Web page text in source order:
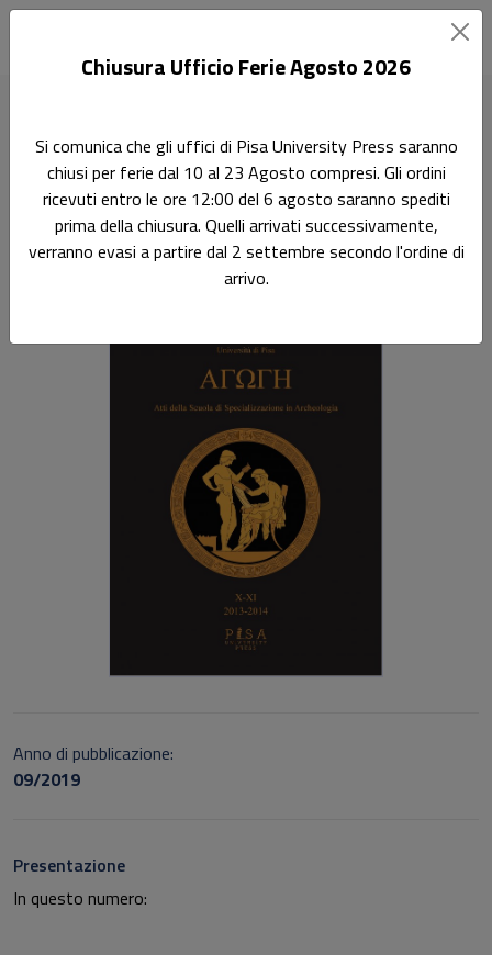
AGOGHE' X-XI
Atti della Scuola di specializzazione in Archeologia
Anno di pubblicazione:
09/2019
Presentazione
In questo numero:
Chiusura Ufficio Ferie Agosto 2026
Si comunica che gli uffici di Pisa University Press saranno
chiusi per ferie dal 10 al 23 Agosto compresi. Gli ordini
ricevuti entro le ore 12:00 del 6 agosto saranno spediti
prima della chiusura. Quelli arrivati successivamente,
verranno evasi a partire dal 2 settembre secondo l'ordine di
arrivo.